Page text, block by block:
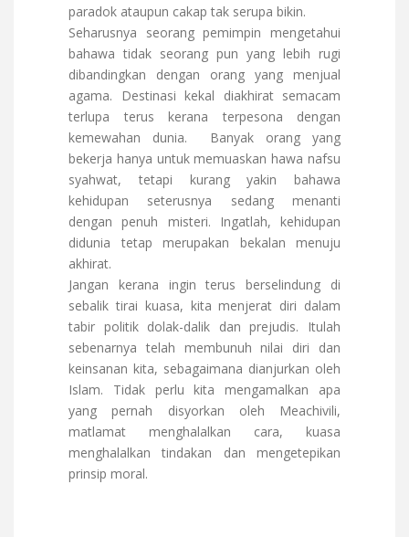
paradok ataupun cakap tak serupa bikin.
Seharusnya seorang pemimpin mengetahui
bahawa tidak seorang pun yang lebih rugi
dibandingkan dengan orang yang menjual
agama. Destinasi kekal diakhirat semacam
terlupa terus kerana terpesona dengan
kemewahan dunia. Banyak orang yang
bekerja hanya untuk memuaskan hawa nafsu
syahwat, tetapi kurang yakin bahawa
kehidupan seterusnya sedang menanti
dengan penuh misteri. Ingatlah, kehidupan
didunia tetap merupakan bekalan menuju
akhirat.
Jangan kerana ingin terus berselindung di
sebalik tirai kuasa, kita menjerat diri dalam
tabir politik dolak-dalik dan prejudis. Itulah
sebenarnya telah membunuh nilai diri dan
keinsanan kita, sebagaimana dianjurkan oleh
Islam. Tidak perlu kita mengamalkan apa
yang pernah disyorkan oleh Meachivili,
matlamat menghalalkan cara, kuasa
menghalalkan tindakan dan mengetepikan
prinsip moral.